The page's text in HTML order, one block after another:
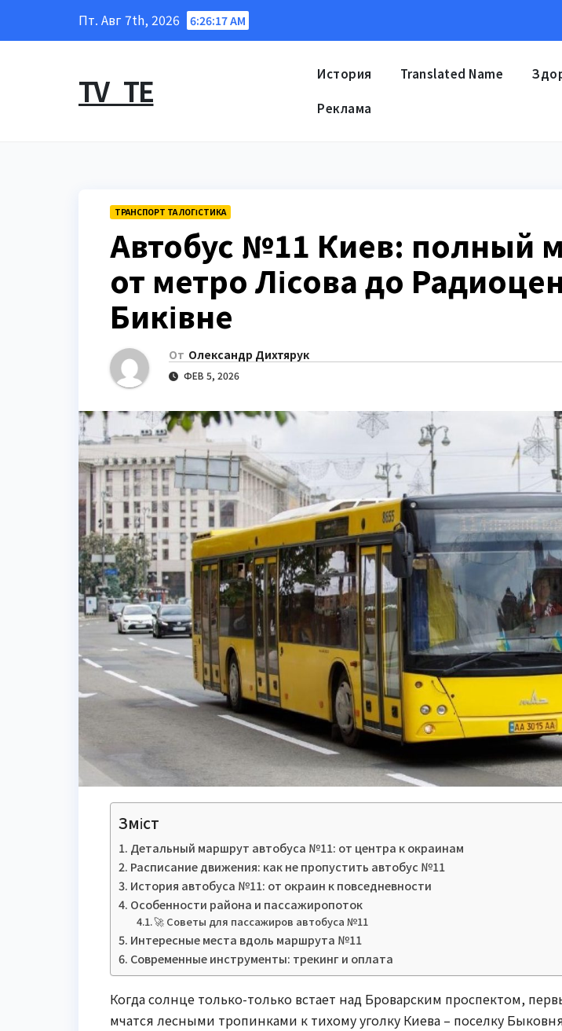
Пт. Авг 7th, 2026 6:26:18 AM
TV_TE История Translated Name
Реклама
ТРАНСПОРТ ТА ЛОГІСТИКА
Автобус №11 Киев: полный
от метро Лісова до
Биківне
От Олександр Дихтярук
ФЕВ 5, 2026
Зміст
Детальный маршрут автобуса №11: от центра к окраинам
Расписание движения: как не пропустить автобус №11
История автобуса №11: от окраин к повседневности
Особенности района и пассажиропоток
🚀 Советы для пассажиров автобуса №11
Интересные места вдоль маршрута №11
Современные инструменты: трекинг и оплата
Когда солнце только-только встает над Броварским проспектом,
мчатся лесными тропинками к тихому уголку Киева – поселку